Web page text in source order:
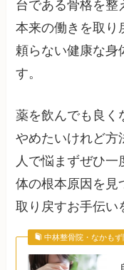
台である骨格を整
本来の働きを取り
頼らない健康な身
す。
薬を飲んでも良く
やめたいけれど方
人で悩まずぜひ
体の根本原因を見
取り戻すお手伝い
中林整骨院・なかもず